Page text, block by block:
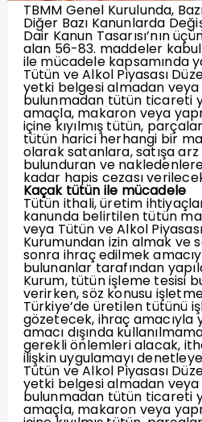
TBMM Genel Kurulunda,
Diğer Bazı Kanunlarda
Dair Kanun Tasarısı’nın
alan 56-83. maddeler
ile mücadele kapsamında
Tütün ve Alkol Piyasası
yetki belgesi almadan
bulunmadan tütün ticareti
amaçla, makaron veya
içine kıyılmış tütün,
tütün harici herhangi bir
olarak satanlara, satışa
bulunduran ve nakledenlere
kadar hapis cezası
Kaçak tütün ile mücadele
Tütün ithali, üretim
kanunda belirtilen tütün
veya Tütün ve Alkol
Kurumundan izin almak ve
sonra ihraç edilmek
bulunanlar tarafından
Kurum, tütün işleme tesisi
verirken, söz konusu
Türkiye’de üretilen tütünü
gözetecek, ihraç amacıyla
amacı dışında
gerekli önlemleri alacak,
ilişkin uygulamayı
Tütün ve Alkol Piyasası
yetki belgesi almadan
bulunmadan tütün ticareti
amaçla, makaron veya